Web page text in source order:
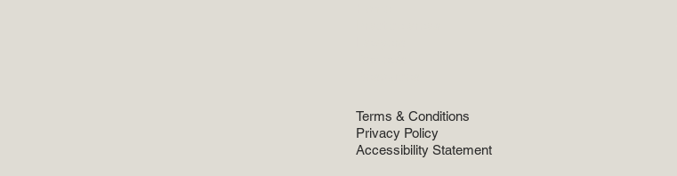
Terms & Conditions
Privacy Policy
Accessibility Statement